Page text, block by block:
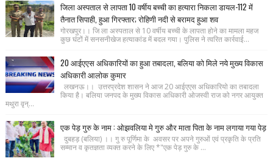
जिला अस्पताल से लापता 10 वर्षीय बच्ची का हत्यारा निकला डायल-112 में
तैनात सिपाही, हुआ गिरफ्तार; रोहिणी नदी से बरामद हुआ शव
गोरखपुर।। जि ला अस्पताल से 10 वर्षीय बच्ची के लापता होने का मामला महज
कुछ घंटों में सनसनीखेज हत्याकांड में बदल गया। पुलिस ने त्वरित कार्रवाई...
20 आईएएस अधिकारियों का हुआ तबादला, बलिया को मिले नये मुख्य विकास
अधिकारी आलोक कुमार
लखनऊ।। उत्तरप्रदेश शासन ने आज 20 आईएएस अधिकारियो का तबादला
किया है। बलिया जनपद के मुख्य विकास अधिकारी ओजस्वी राज को नगर आयुक्त
मथुरा वृन्...
एक पेड़ गुरु के नाम : ओझवलिया मे गुरु और माता पिता के नाम लगाया गया पेड़
दुबहड़ (बलिया) ।। गु रु पूर्णिमा के अवसर पर अपने गुरुओं एवं प्रकृति के प्रति
सम्मान व कृतज्ञता व्यक्त करने के लिए *"एक पेड़ गुरु के ...